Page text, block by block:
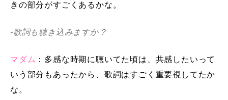
きの部分がすごくあるかな。
-歌詞も聴き込みますか？
マダム ：多感な時期に聴いてた頃は、共感したいって
いう部分もあったから、歌詞はすごく重要視してたか
な。